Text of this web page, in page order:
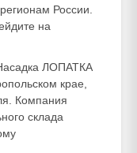
России.
на
ЛОПАТКА
крае,
Компания
склада